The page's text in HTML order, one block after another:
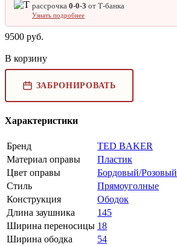
рассрочка 0‑0‑3 от Т‑банка
Узнать подробнее
9500 руб.
В корзину
ЗАБРОНИРОВАТЬ
Характеристики
Бренд
TED BAKER
Материал оправы
Пластик
Цвет оправы
Бордовый/Розовый
Стиль
Прямоуголные
Конструкция
Ободок
Длина заушника
145
Ширина переносицы 18
Ширина ободка
54